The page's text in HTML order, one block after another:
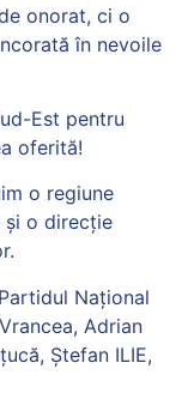
onorat, ci o
în nevoile
Est pentru
oferită!
o regiune
și o direcție
Național
Adrian
Ștefan ILIE,